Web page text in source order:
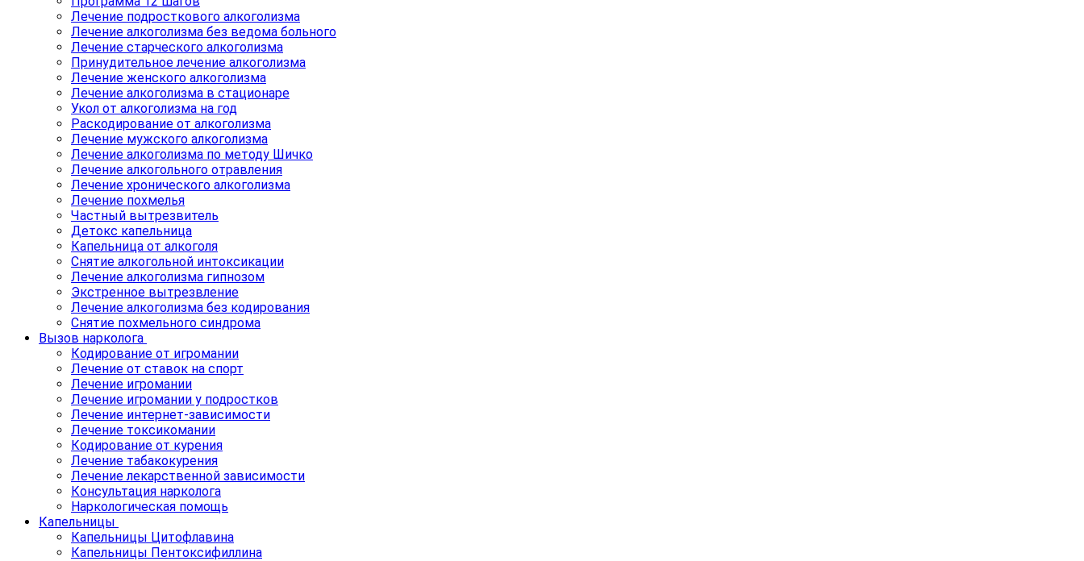
Лечение подросткового алкоголизма
Лечение алкоголизма без ведома больного
Лечение старческого алкоголизма
Принудительное лечение алкоголизма
Лечение женского алкоголизма
Лечение алкоголизма в стационаре
Укол от алкоголизма на год
Раскодирование от алкоголизма
Лечение мужского алкоголизма
Лечение алкоголизма по методу Шичко
Лечение алкогольного отравления
Лечение хронического алкоголизма
Лечение похмелья
Частный вытрезвитель
Детокс капельница
Капельница от алкоголя
Снятие алкогольной интоксикации
Лечение алкоголизма гипнозом
Экстренное вытрезвление
Лечение алкоголизма без кодирования
Снятие похмельного синдрома
Вызов нарколога
Кодирование от игромании
Лечение от ставок на спорт
Лечение игромании
Лечение игромании у подростков
Лечение интернет-зависимости
Лечение токсикомании
Кодирование от курения
Лечение табакокурения
Лечение лекарственной зависимости
Консультация нарколога
Наркологическая помощь
Капельницы
Капельницы Цитофлавина
Капельницы Пентоксифиллина